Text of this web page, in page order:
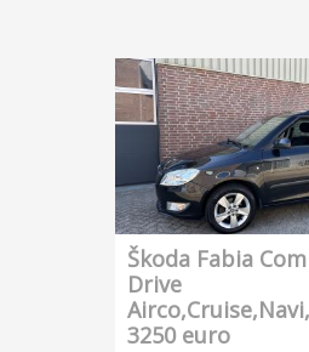
Škoda Fabia
Drive
3250 euro